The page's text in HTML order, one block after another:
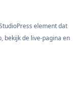
element dat
bekijk de live-pagina en